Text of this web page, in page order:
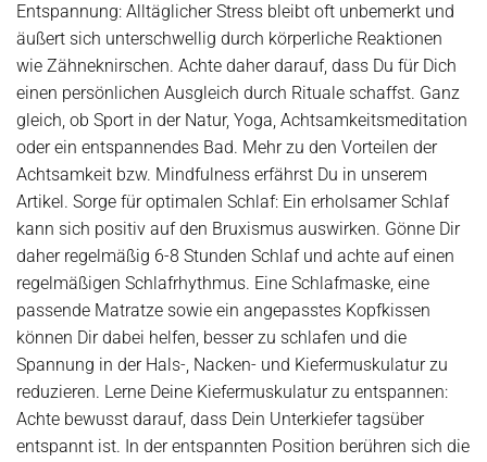
Entspannung: Alltäglicher Stress bleibt oft unbemerkt und
äußert sich unterschwellig durch körperliche Reaktionen
wie Zähneknirschen. Achte daher darauf, dass Du für Dich
einen persönlichen Ausgleich durch Rituale schaffst. Ganz
gleich, ob Sport in der Natur, Yoga, Achtsamkeitsmeditation
oder ein entspannendes Bad. Mehr zu den Vorteilen der
Achtsamkeit bzw. Mindfulness erfährst Du in unserem
Artikel. Sorge für optimalen Schlaf: Ein erholsamer Schlaf
kann sich positiv auf den Bruxismus auswirken. Gönne Dir
daher regelmäßig 6-8 Stunden Schlaf und achte auf einen
regelmäßigen Schlafrhythmus. Eine Schlafmaske, eine
passende Matratze sowie ein angepasstes Kopfkissen
können Dir dabei helfen, besser zu schlafen und die
Spannung in der Hals-, Nacken- und Kiefermuskulatur zu
reduzieren. Lerne Deine Kiefermuskulatur zu entspannen:
Achte bewusst darauf, dass Dein Unterkiefer tagsüber
entspannt ist. In der entspannten Position berühren sich die